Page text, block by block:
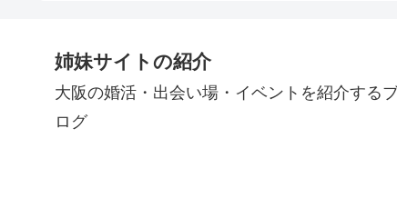
姉妹サイトの紹介
大阪の婚活・出会い場・イベントを紹介する
ログ